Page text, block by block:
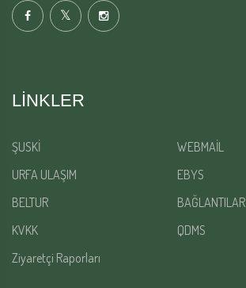
LINKLER
ŞUSKİ
WEBMAİL
URFA ULAŞIM
EBYS
BELTUR
BAĞLANTILAR
KVKK
QDMS
Ziyaretçi Raporları